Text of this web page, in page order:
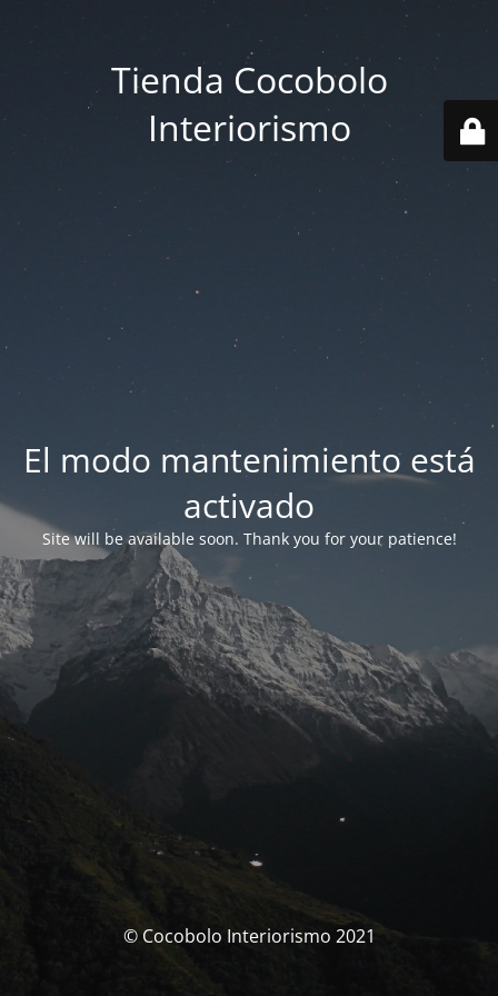
Tienda Cocobolo
Interiorismo
El modo mantenimiento está
activado
Site will be available soon. Thank you for your patience!
© Cocobolo Interiorismo 2021